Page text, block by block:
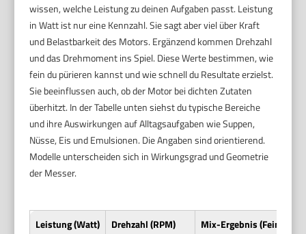
wissen, welche Leistung zu deinen Aufgaben passt. Leistung
in Watt ist nur eine Kennzahl. Sie sagt aber viel über Kraft
und Belastbarkeit des Motors. Ergänzend kommen Drehzahl
und das Drehmoment ins Spiel. Diese Werte bestimmen, wie
fein du pürieren kannst und wie schnell du Resultate erzielst.
Sie beeinflussen auch, ob der Motor bei dichten Zutaten
überhitzt. In der Tabelle unten siehst du typische Bereiche
und ihre Auswirkungen auf Alltagsaufgaben wie Suppen,
Nüsse, Eis und Emulsionen. Die Angaben sind orientierend.
Modelle unterscheiden sich in Wirkungsgrad und Geometrie
der Messer.
Leistung (Watt) Drehzahl (RPM)
Mix-Ergebnis (Feinheit,